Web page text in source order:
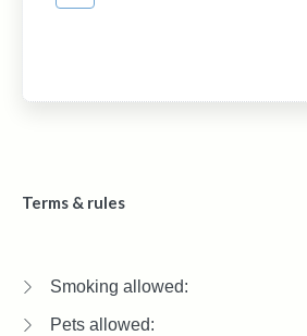
Terms & rules
Smoking allowed:
Pets allowed: